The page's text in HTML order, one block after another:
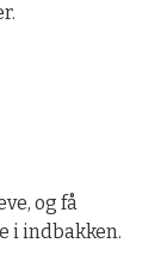
og få
i indbakken.